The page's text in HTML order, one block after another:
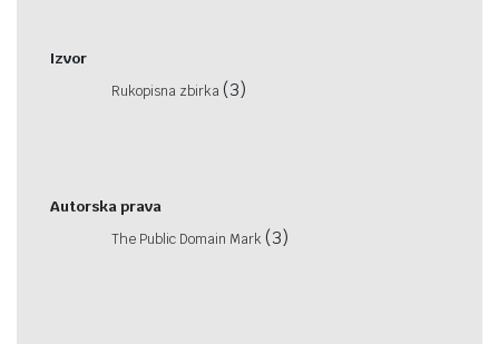
Izvor
Rukopisna zbirka(3)
Autorska prava
The Public Domain Mark (3)